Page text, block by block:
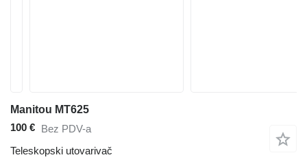
Manitou MT625
100 € Bez PDV-a
Teleskopski utovarivač